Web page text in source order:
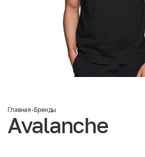
Главная-Бренды
Avalanche